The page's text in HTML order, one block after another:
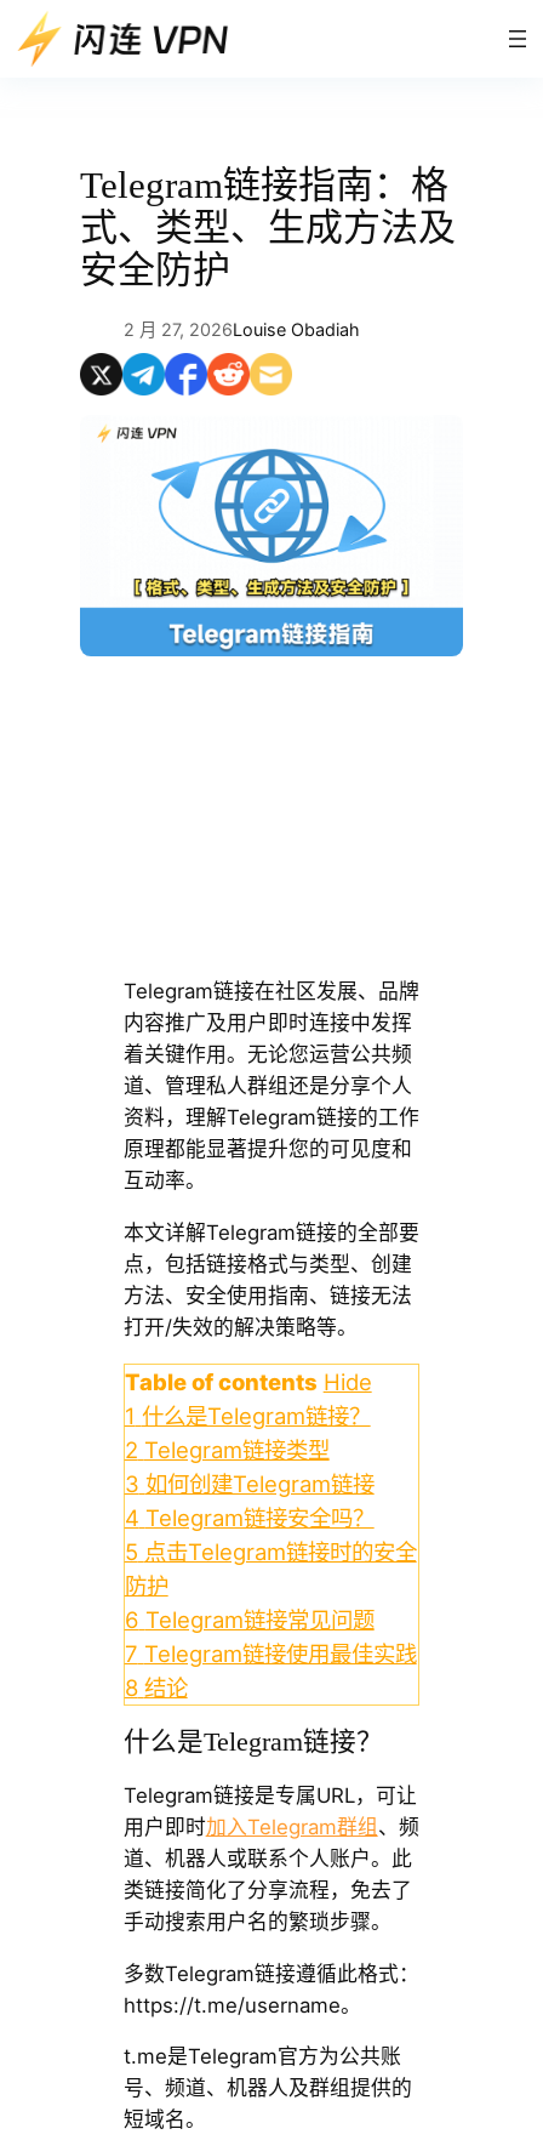
至
Telegram链接指南：格
式、类型、生成方法及
安全防护
2 月 27, 2026Louise Obadiah
Telegram链接在社区发展、品牌
内容推广及用户即时连接中发挥
着关键作用。无论您运营公共频
道、管理私人群组还是分享个人
资料，理解Telegram链接的工作
原理都能显著提升您的可见度和
互动率。
本文详解Telegram链接的全部要
点，包括链接格式与类型、创建
方法、安全使用指南、链接无法
打开/失效的解决策略等。
Table of contents Hide
1 什么是Telegram链接？
2 Telegram链接类型
3 如何创建Telegram链接
4 Telegram链接安全吗？
5 点击Telegram链接时的安全
防护
6 Telegram链接常见问题
7 Telegram链接使用最佳实践
8 结论
什么是Telegram链接？
Telegram链接是专属URL，可让
用户即时加入Telegram群组 、频
道、机器人或联系个人账户。此
类链接简化了分享流程，免去了
手动搜索用户名的繁琐步骤。
多数Telegram链接遵循此格式：
https://t.me/username。
t.me是Telegram官方为公共账
号、频道、机器人及群组提供的
短域名。